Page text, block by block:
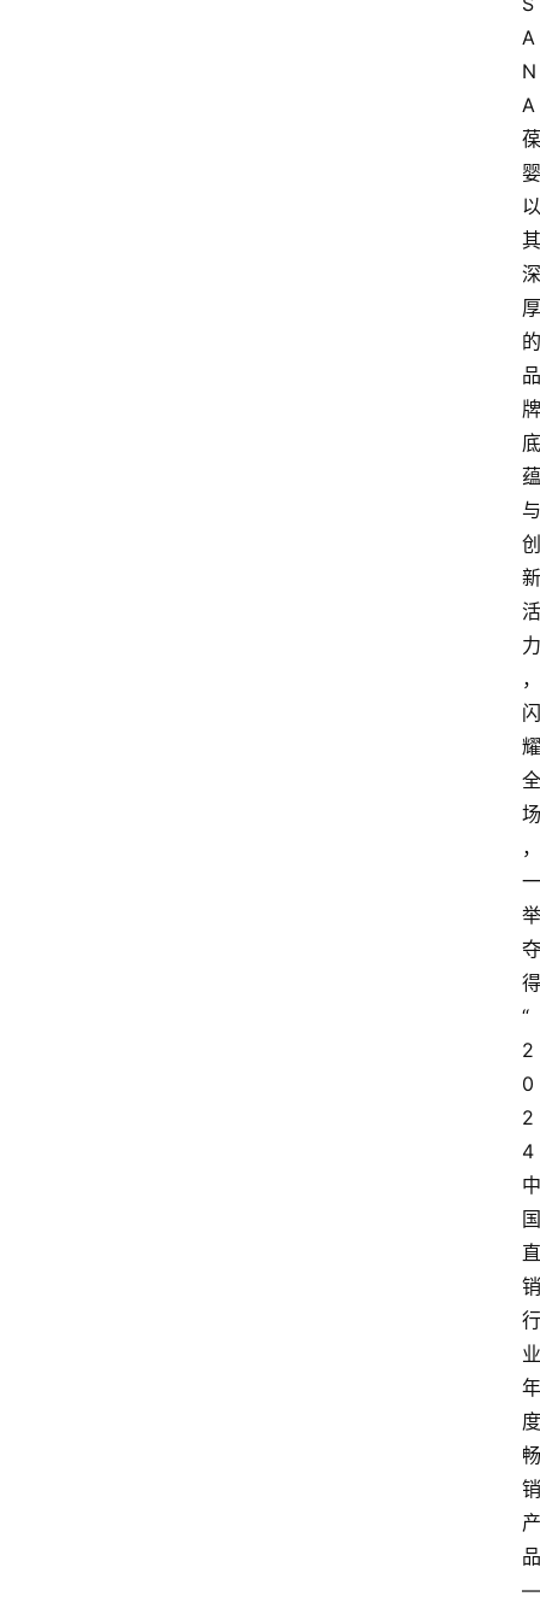
A
N
A
葆
婴
以
其
深
厚
的
品
牌
底
蕴
与
创
新
活
力
，
闪
耀
全
场
，
一
举
夺
得
“
2
0
2
4
中
国
直
销
行
业
年
度
畅
销
产
品
—